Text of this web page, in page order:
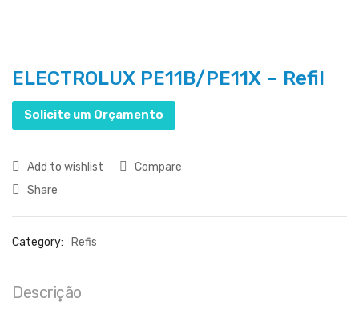
ELECTROLUX PE11B/PE11X – Refil
Solicite um Orçamento
Add to wishlist
Compare
Share
Category: Refis
Descrição